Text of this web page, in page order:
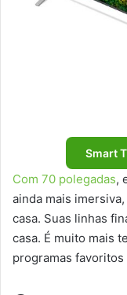
Smart
Com 70 polegadas,
ainda mais
casa. Suas linhas
casa. É muito mais
programas